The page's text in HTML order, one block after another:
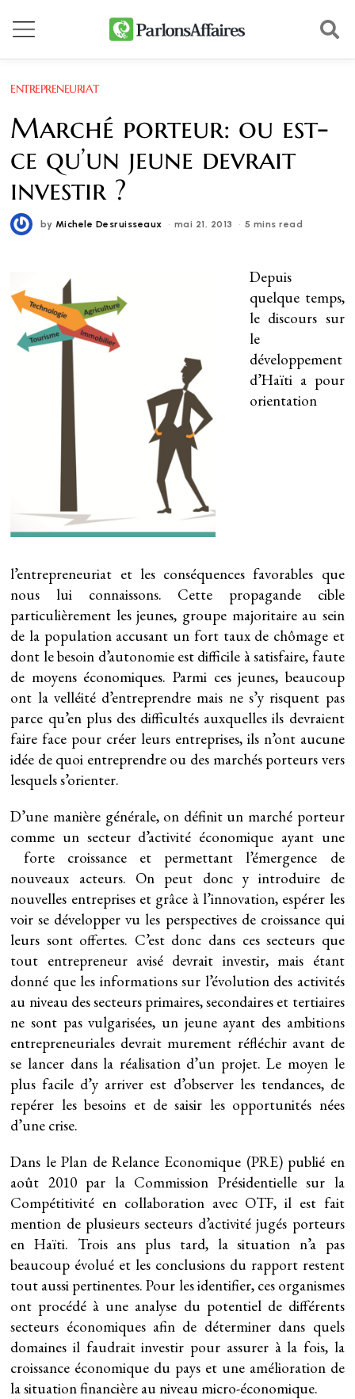
ENTREPRENEURIAT
Marché porteur: ou est-
ce qu’un jeune devrait
investir ?
by Michele Desruisseaux mai 21, 2013 5 mins read
Depuis
quelque temps,
le discours sur
le
développement
d’Haïti a pour
orientation
l’entrepreneuriat et les conséquences favorables que
nous lui connaissons. Cette propagande cible
particulièrement les jeunes, groupe majoritaire au sein
de la population accusant un fort taux de chômage et
dont le besoin d’autonomie est difficile à satisfaire, faute
de moyens économiques. Parmi ces jeunes, beaucoup
ont la velléité d’entreprendre mais ne s’y risquent pas
parce qu’en plus des difficultés auxquelles ils devraient
faire face pour créer leurs entreprises, ils n’ont aucune
idée de quoi entreprendre ou des marchés porteurs vers
lesquels s’orienter.
D’une manière générale, on définit un marché porteur
comme un secteur d’activité économique ayant une
forte croissance et permettant l’émergence de
nouveaux acteurs. On peut donc y introduire de
nouvelles entreprises et grâce à l’innovation, espérer les
voir se développer vu les perspectives de croissance qui
leurs sont offertes. C’est donc dans ces secteurs que
tout entrepreneur avisé devrait investir, mais étant
donné que les informations sur l’évolution des activités
au niveau des secteurs primaires, secondaires et tertiaires
ne sont pas vulgarisées, un jeune ayant des ambitions
entrepreneuriales devrait murement réfléchir avant de
se lancer dans la réalisation d’un projet. Le moyen le
plus facile d’y arriver est d’observer les tendances, de
repérer les besoins et de saisir les opportunités nées
d’une crise.
Dans le Plan de Relance Economique (PRE) publié en
août 2010 par la Commission Présidentielle sur la
Compétitivité en collaboration avec OTF, il est fait
mention de plusieurs secteurs d’activité jugés porteurs
en Haïti. Trois ans plus tard, la situation n’a pas
beaucoup évolué et les conclusions du rapport restent
tout aussi pertinentes. Pour les identifier, ces organismes
ont procédé à une analyse du potentiel de différents
secteurs économiques afin de déterminer dans quels
domaines il faudrait investir pour assurer à la fois, la
croissance économique du pays et une amélioration de
la situation financière au niveau micro-économique.